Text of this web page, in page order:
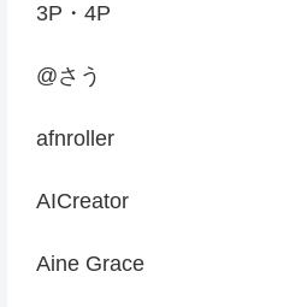
3P・4P
@さう
afnroller
AICreator
Aine Grace